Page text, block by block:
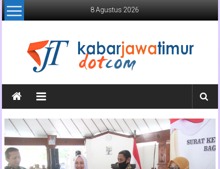
Lompat
ke
8 Agustus 2026
Kabar
Jawa
Timur
Media
Online
Jawa